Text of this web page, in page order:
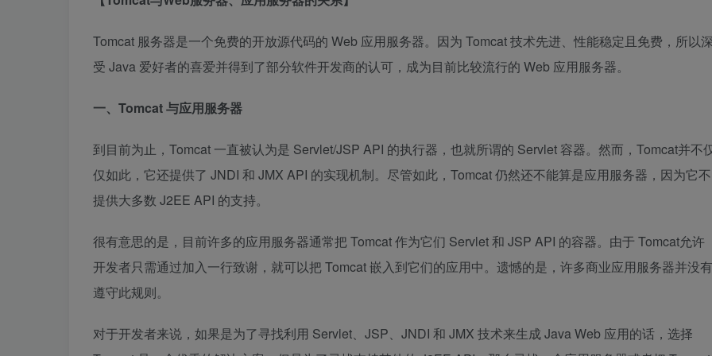
Tomcat 服务器是一个免费的开放源代码的 Web 应用服务器。因为 Tomcat 技术先进、性能稳定且免费，所以深
受 Java 爱好者的喜爱并得到了部分软件开发商的认可，成为目前比较流行的 Web 应用服务器。
一、Tomcat 与应用服务器
到目前为止，Tomcat 一直被认为是 Servlet/JSP API 的执行器，也就所谓的 Servlet 容器。然而，Tomcat并不
仅如此，它还提供了 JNDI 和 JMX API 的实现机制。尽管如此，Tomcat 仍然还不能算是应用服务器，因为它不
提供大多数 J2EE API 的支持。
很有意思的是，目前许多的应用服务器通常把 Tomcat 作为它们 Servlet 和 JSP API 的容器。由于 Tomcat允许
开发者只需通过加入一行致谢，就可以把 Tomcat 嵌入到它们的应用中。遗憾的是，许多商业应用服务器并没有
遵守此规则。
对于开发者来说，如果是为了寻找利用 Servlet、JSP、JNDI 和 JMX 技术来生成 Java Web 应用的话，选择